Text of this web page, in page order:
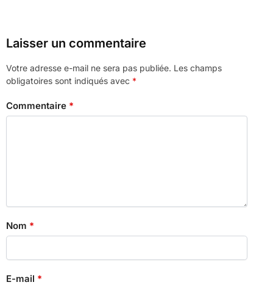
Laisser un commentaire
Votre adresse e-mail ne sera pas publiée. Les champs
obligatoires sont indiqués avec *
Commentaire *
Nom *
E-mail *